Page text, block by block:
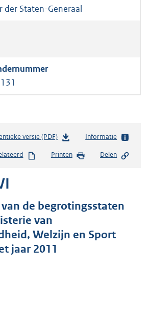
der Staten-Generaal
versie (PDF)b
s
s
r
Informatie
Printen Delen
de begrotingsstaten
van
Welzijn en Sport
jaar 2011